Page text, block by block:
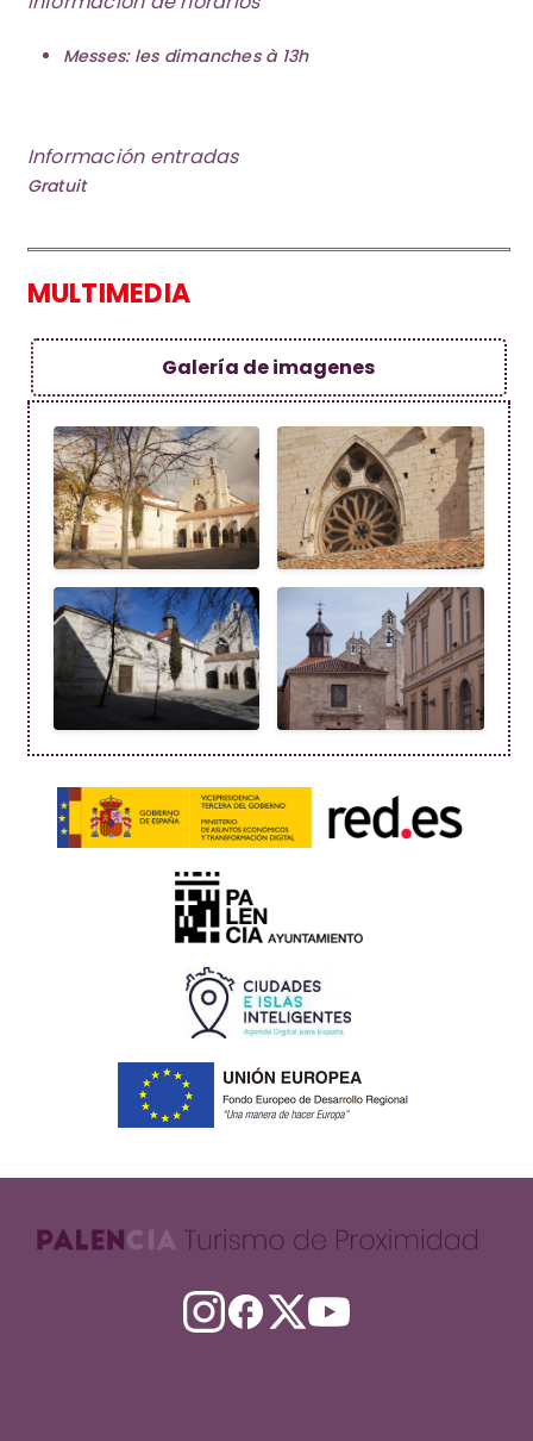
Messes: les dimanches à 13h
Información entradas
Gratuit
MULTIMEDIA
Galería de imagenes